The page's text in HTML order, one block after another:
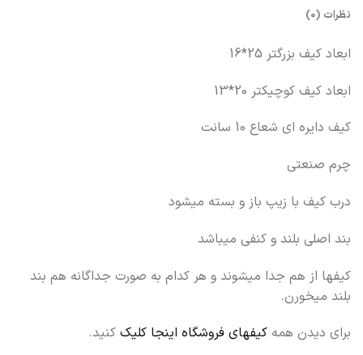
نظرات (0)
ابعاد کیف بزرگتر 25*16
ابعاد کیف کوچیکتر 20*13
کیف دایره ای شعاع 10 سانت
چرم صنعتی
درب کیف با زیپ باز و بسته میشود
بند اصلی بلند و کنفی میباشد
کیفها از هم جدا میشوند و هر کدام به صورت جداگانه هم بند
بلند میخورن.
برای دیدن همه کیفهای فروشگاه اینجا کلیککنید.